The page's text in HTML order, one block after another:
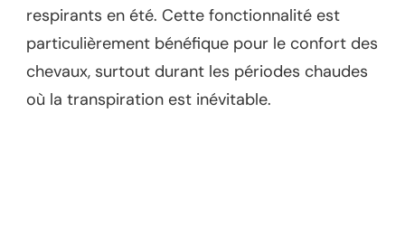
respirants en été. Cette fonctionnalité est
particulièrement bénéfique pour le confort des
chevaux, surtout durant les périodes chaudes
où la transpiration est inévitable.